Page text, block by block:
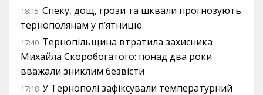
18:15 Спеку, дощ, грози та шквали прогнозують
тернополянам у п’ятницю
17:40 Тернопільщина втратила захисника
Михайла Скоробогатого: понад два роки
вважали зниклим безвісти
17:18 У Тернополі зафіксували температурний